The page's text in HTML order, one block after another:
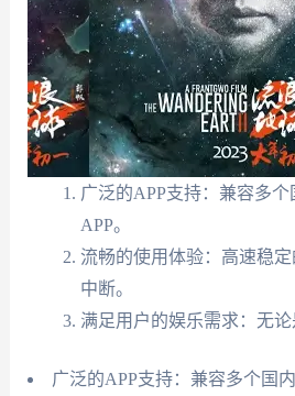
广泛的APP支持：兼容多
APP。
流畅的使用体验：高速稳
中断。
满足用户的娱乐需求：无论
广泛的APP支持：兼容多个国